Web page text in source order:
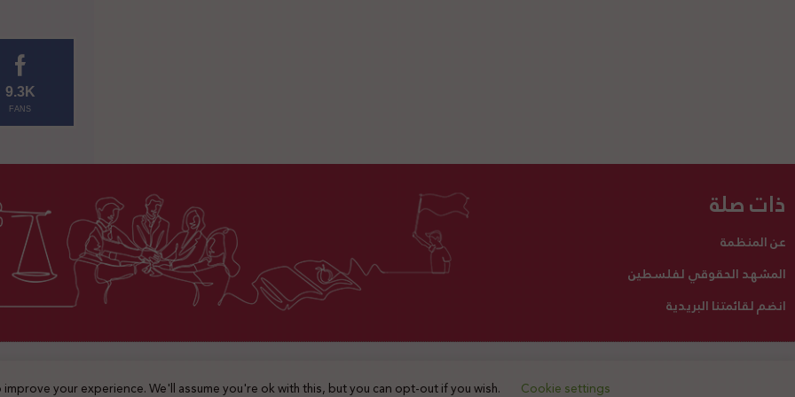
9.3K
FANS
ذات صلة
عن المنظمة
المشهد الحقوقي لفلسطين
انضم لقائمتنا البريدية
اتصل بنا تبرع لنا 2025 © جميع الحقوق محفوظة
your experience. We'll assume you're ok with this, but you can opt-out if you wish. Cookie settings